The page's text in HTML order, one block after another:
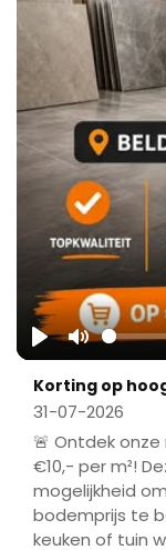
Play Mute
Korting op
31-07-2026
🚨 Ontdek
€10,- per m²!
mogelijkheid
bodemprijs te
keuken of tuin